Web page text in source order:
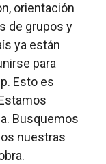
orientación
de grupos y
ya están
para
Esto es
Busquemos
nuestras